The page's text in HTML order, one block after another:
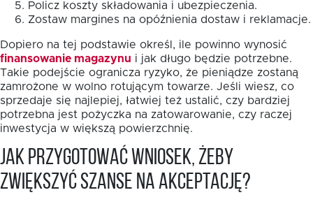
Policz koszty składowania i ubezpieczenia.
Zostaw margines na opóźnienia dostaw i reklamacje.
Dopiero na tej podstawie określ, ile powinno wynosić
finansowanie magazynu i jak długo będzie potrzebne.
Takie podejście ogranicza ryzyko, że pieniądze zostaną
zamrożone w wolno rotującym towarze. Jeśli wiesz, co
sprzedaje się najlepiej, łatwiej też ustalić, czy bardziej
potrzebna jest pożyczka na zatowarowanie, czy raczej
inwestycja w większą powierzchnię.
Jak przygotować wniosek, żeby
zwiększyć szanse na akceptację?